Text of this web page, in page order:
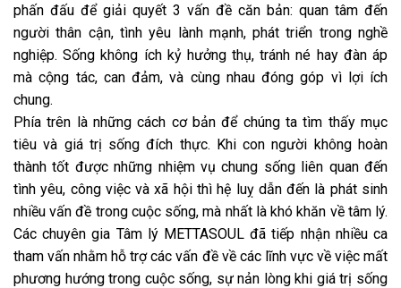
phấn đấu để giải quyết 3 vấn đề căn bản: quan tâm đến
người thân cận, tình yêu lành mạnh, phát triển trong nghề
nghiệp. Sống không ích kỷ hưởng thụ, tránh né hay đàn áp
mà cộng tác, can đảm, và cùng nhau đóng góp vì lợi ích
chung.
Phía trên là những cách cơ bản để chúng ta tìm thấy mục
tiêu và giá trị sống đích thực. Khi con người không hoàn
thành tốt được những nhiệm vụ chung sống liên quan đến
tình yêu, công việc và xã hội thì hệ luỵ dẫn đến là phát sinh
nhiều vấn đề trong cuộc sống, mà nhất là khó khăn về tâm lý.
Các chuyên gia Tâm lý METTASOUL đã tiếp nhận nhiều ca
tham vấn nhằm hỗ trợ các vấn đề về các lĩnh vực về việc mất
phương hướng trong cuộc sống, sự nản lòng khi giá trị sống